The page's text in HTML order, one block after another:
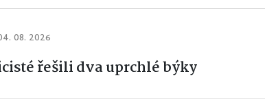
08. 2026
řešili dva uprchlé býky